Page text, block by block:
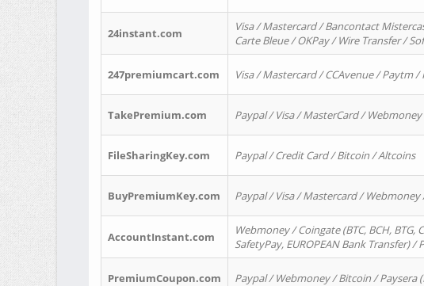
24instant.com
Visa / Mastercard / Bancontact
Carte Bleue / OKPay / Wire Transfer /
247premiumcart.com Visa / Mastercard / CCAvenue / Paytm
TakePremium.com Paypal / Visa / MasterCard /
FileSharingKey.com Paypal / Credit Card / Bitcoin / Altcoins
BuyPremiumKey.com Paypal / Visa / Mastercard /
AccountInstant.com
Webmoney / Coingate (BTC, BCH, BTG,
SafetyPay, EUROPEAN Bank Transfer)
PremiumCoupon.com Paypal / Webmoney / Bitcoin / Paysera